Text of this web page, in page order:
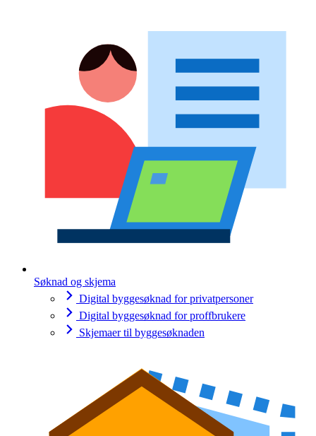
Søknad og skjema
Digital byggesøknad for privatpersoner
Digital byggesøknad for proffbrukere
Skjemaer til byggesøknaden